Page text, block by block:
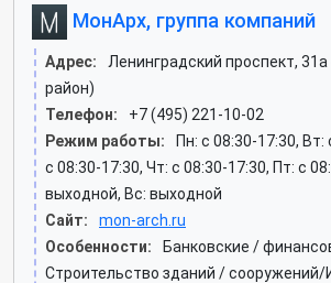
МонАрх, группа компаний
Адрес:
Ленинградский проспект,
район)
Телефон:
+7 (495) 221-10-02
Режим работы:
Пн: c 08:30-17:30, Вт:
c 08:30-17:30, Чт: c 08:30-17:30, Пт: c
выходной, Вс: выходной
Сайт:
mon-arch.ru
Особенности:
Банковские /
Строительство зданий /